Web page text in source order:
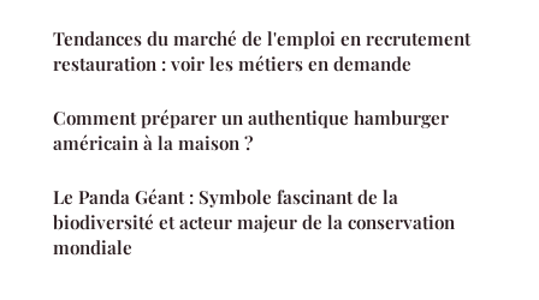
Tendances du marché de l'emploi en recrutement
restauration : voir les métiers en demande
Comment préparer un authentique hamburger
américain à la maison ?
Le Panda Géant : Symbole fascinant de la
biodiversité et acteur majeur de la conservation
mondiale